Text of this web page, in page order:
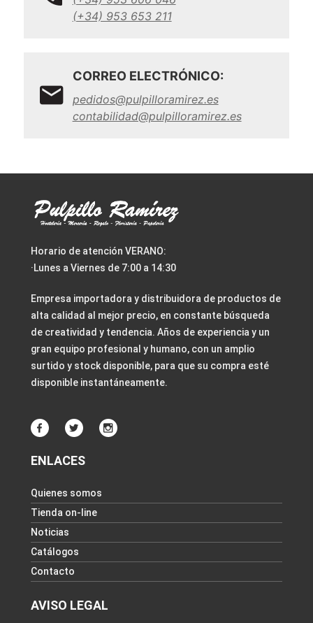
(+34) 953 653 211
CORREO ELECTRÓNICO:
pedidos@pulpilloramirez.es
contabilidad@pulpilloramirez.es
Horario de atención VERANO:
·Lunes a Viernes de 7:00 a 14:30
Empresa importadora y distribuidora de productos de
alta calidad al mejor precio, en constante búsqueda
de creatividad y tendencia. Años de experiencia y un
gran equipo profesional y humano, con un amplio
surtido y stock disponible, para que su compra esté
disponible instantáneamente.
ENLACES
Quienes somos
Tienda on-line
Noticias
Catálogos
Contacto
AVISO LEGAL